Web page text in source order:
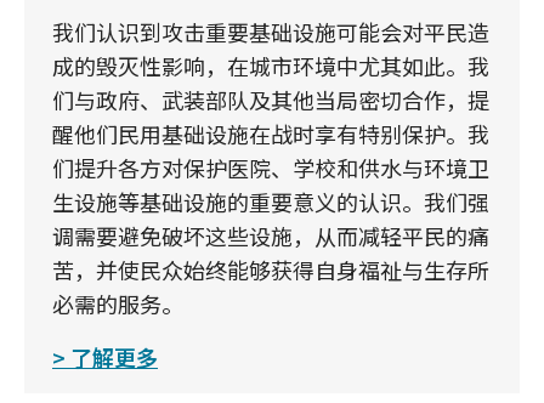
我们认识到攻击重要基础设施可能会对平民造
成的毁灭性影响，在城市环境中尤其如此。我
们与政府、武装部队及其他当局密切合作，提
醒他们民用基础设施在战时享有特别保护。我
们提升各方对保护医院、学校和供水与环境卫
生设施等基础设施的重要意义的认识。我们强
调需要避免破坏这些设施，从而减轻平民的痛
苦，并使民众始终能够获得自身福祉与生存所
必需的服务。
了解更多